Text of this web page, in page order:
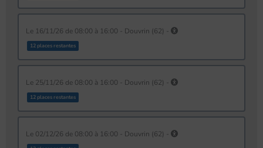
le 16/11/26 de 08:00 à 16:00 - Douvrin (62) -
12 places restantes
le 25/11/26 de 08:00 à 16:00 - Douvrin (62) -
12 places restantes
le 02/12/26 de 08:00 à 16:00 - Douvrin (62) -